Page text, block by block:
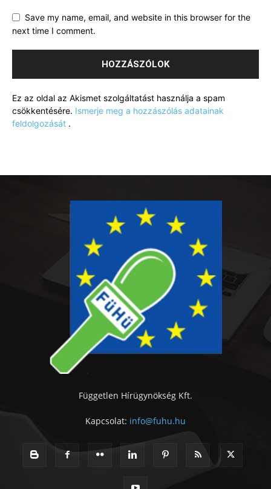
Save my name, email, and website in this browser for the
next time I comment.
Ez az oldal az Akismet szolgáltatást használja a spam
csökkentésére. Ismerje meg a hozzászólás adatainak
feldolgozását .
Független Hírügynökség Kft.
Kapcsolat: info@fuhu.hu